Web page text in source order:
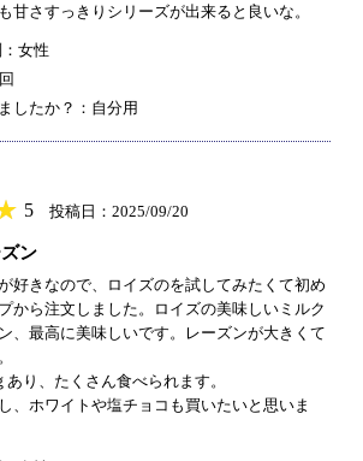
甘さすっきりシリーズが出来ると良いな。
女性
したか？：自分用
5 投稿日：2025/09/20
ン
好きなので、ロイズのを試してみたくて初め
から注文しました。ロイズの美味しいミルク
、最高に美味しいです。レーズンが大きくて
り、たくさん食べられます。
、ホワイトや塩チョコも買いたいと思いま